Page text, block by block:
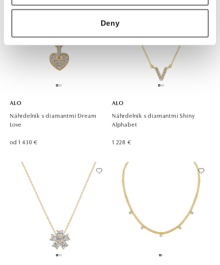
Deny
ALO
Náhrdelník s diamantmi Dream
Love
od 1 430 €
ALO
Náhrdelník s diamantmi Shiny
Alphabet
1 228 €